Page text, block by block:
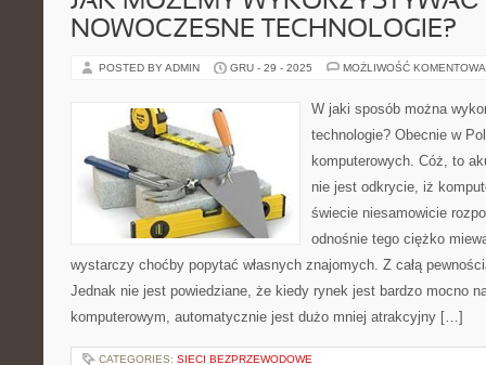
NOWOCZESNE TECHNOLOGIE?
POSTED BY ADMIN GRU - 29 - 2025 MOŻLIWOŚĆ
W jaki sposób można
technologie? Obecnie w
komputerowych. Cóż, to
nie jest odkrycie, iż
świecie niesamowicie
odnośnie tego ciężko
wystarczy choćby popytać własnych znajomych. Z całą
Jednak nie jest powiedziane, że kiedy rynek jest bardzo mocno
komputerowym, automatycznie jest dużo mniej atrakcyjny […]
CATEGORIES: SIECI BEZPRZEWODOWE